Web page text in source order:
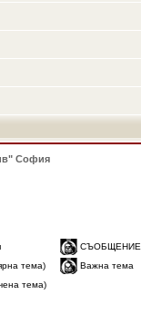
София
СЪОБЩЕНИЕ
тема)
Важна тема
тема)